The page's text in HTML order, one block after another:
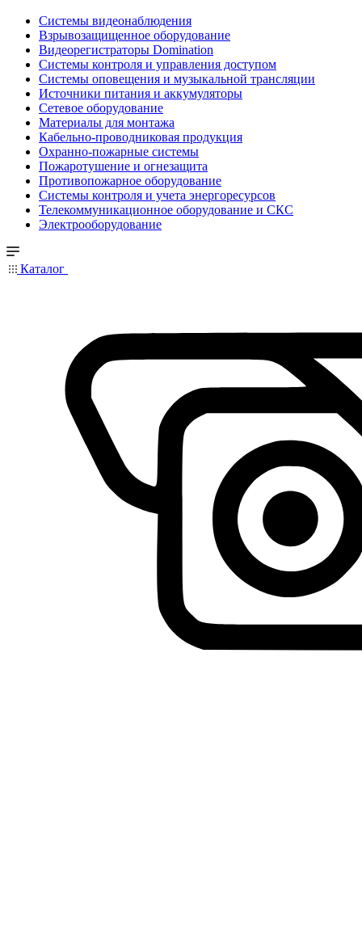
Системы видеонаблюдения
Взрывозащищенное оборудование
Видеорегистраторы Domination
Системы контроля и управления доступом
Системы оповещения и музыкальной трансляции
Источники питания и аккумуляторы
Сетевое оборудование
Материалы для монтажа
Кабельно-проводниковая продукция
Охранно-пожарные системы
Пожаротушение и огнезащита
Противопожарное оборудование
Системы контроля и учета энергоресурсов
Телекоммуникационное оборудование и СКС
Электрооборудование
Каталог